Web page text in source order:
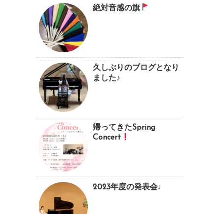
絶対音感の旗
久しぶりのブログとなり
ました♪
帰ってきたSpring
Concert
2023年度の発表会♩